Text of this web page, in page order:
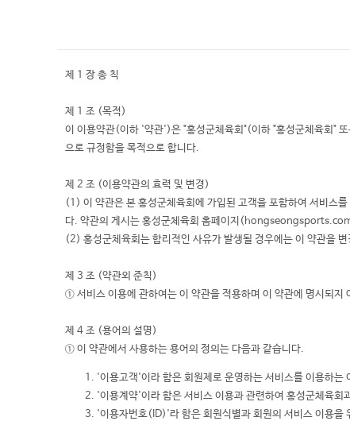
제 1 장 총 칙
제 1 조 (목적)
이 이용약관(이하 '약관')은 "홍성군체육회"(이하 "홍성군체육회"
으로 규정함을 목적으로 합니다.
제 2 조 (이용약관의 효력 및 변경)
(1) 이 약관은 본 홍성군체육회에 가입된 고객을 포함하여 서비스
다. 약관의 게시는 홍성군체육회 홈페이지
(2) 홍성군체육회는 합리적인 사유가 발생될 경우에는 이 약관을
제 3 조 (약관외 준칙)
① 서비스 이용에 관하여는 이 약관을 적용하며 이 약관에 명시되
제 4 조 (용어의 설명)
① 이 약관에서 사용하는 용어의 정의는 다음과 같습니다.
'이용고객'이라 함은 회원제로 운영하는 서비스를 이용하는
'이용계약'이라 함은 서비스 이용과 관련하여 홍성군체육회
'이용자번호(ID)'라 함은 회원식별과 회원의 서비스 이용을